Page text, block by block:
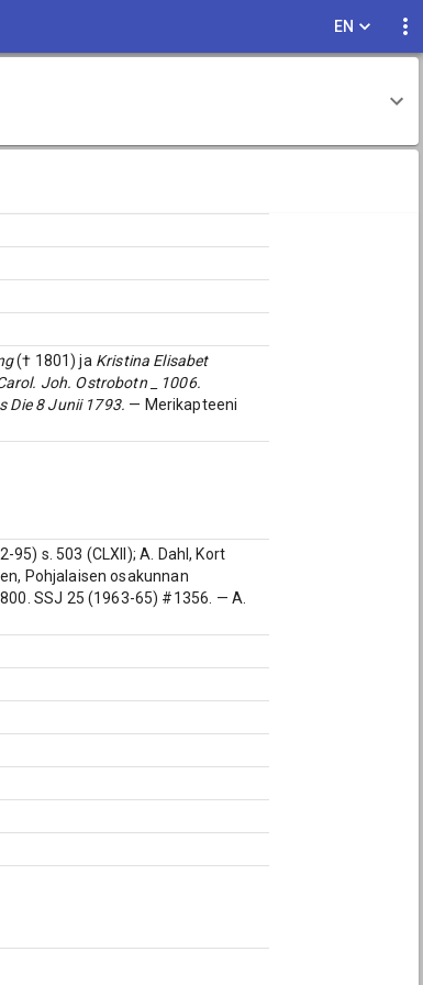
EN
(† 1801) ja Kristina Elisabet
Joh. Ostrobotn _ 1006.
Die 8 Junii 1793. — Merikapteeni
95) s. 503 (CLXII); A. Dahl, Kort
Pohjalaisen osakunnan
SSJ 25 (1963-65) #1356. — A.